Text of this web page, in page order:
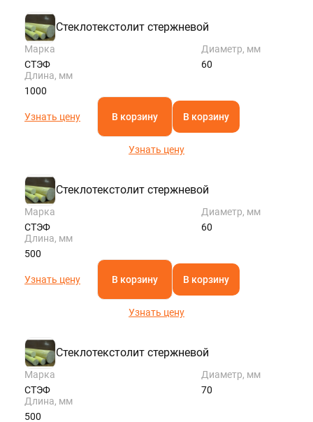
Стеклотекстолит стержневой
Марка
СТЭФ
Диаметр, мм
60
Длина, мм
1000
Узнать цену В корзину В корзину
Узнать цену
Стеклотекстолит стержневой
Марка
СТЭФ
Диаметр, мм
60
Длина, мм
500
Узнать цену В корзину В корзину
Узнать цену
Стеклотекстолит стержневой
Марка
СТЭФ
Диаметр, мм
70
Длина, мм
500